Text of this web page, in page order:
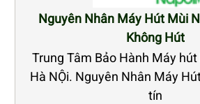
Nguyên Nhân Máy Hút Mùi
Không Hút
Trung Tâm Bảo Hành Máy
Hà NỘi. Nguyên Nhân Máy
tín